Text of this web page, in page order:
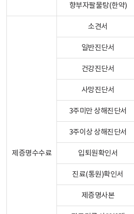
향부자팔물탕(한약)
제증명수수료
소견서
일반진단서
건강진단서
사망진단서
3주미만 상해진단서
3주이상 상해진단서
입퇴원확인서
진료(통원)확인서
제증명사본